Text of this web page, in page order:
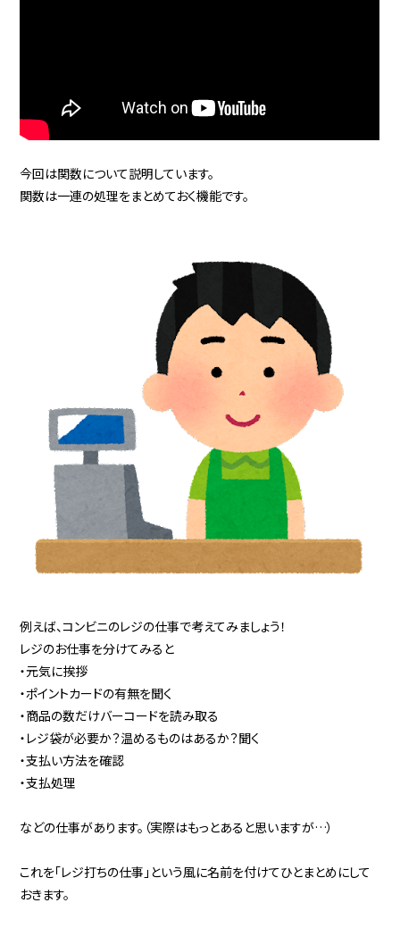
今回は関数について説明しています。
関数は一連の処理をまとめておく機能です。
例えば、コンビニのレジの仕事で考えてみましょう！
レジのお仕事を分けてみると
・元気に挨拶
・ポイントカードの有無を聞く
・商品の数だけバーコードを読み取る
・レジ袋が必要か？温めるものはあるか？聞く
・支払い方法を確認
・支払処理
などの仕事があります。（実際はもっとあると思いますが…）
これを「レジ打ちの仕事」という風に名前を付けてひとまとめにして
おきます。